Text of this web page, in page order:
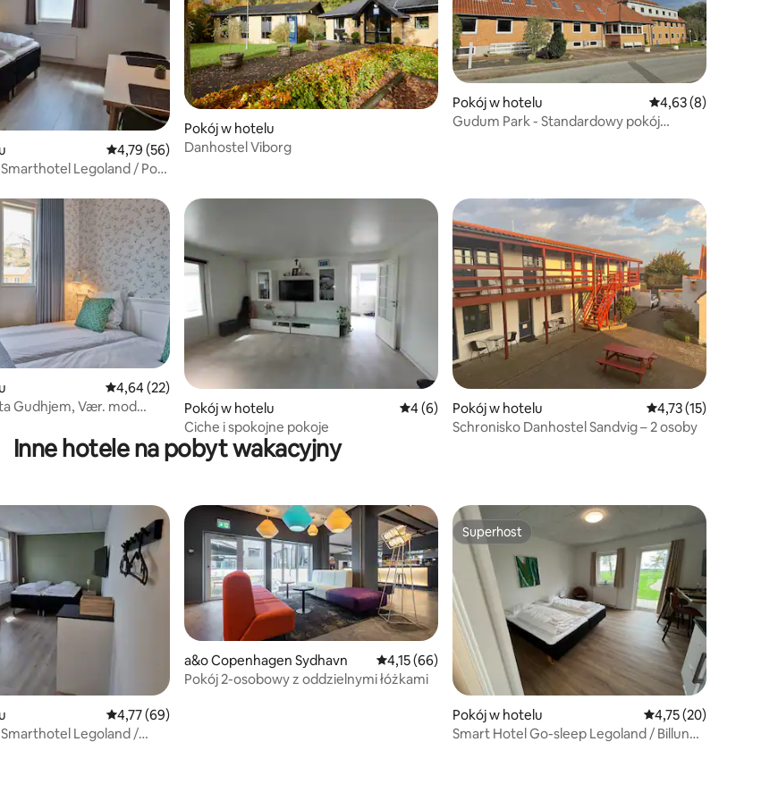
Średnia ocena: 4,79 na 5, liczba recenzji: 56
4,79 (56)
Legoland / Port
Pokój w hotelu
Danhostel Viborg
Pokój w hotelu Średnia ocena: 4,63
4,63 (8)
Gudum Park - Standardowy pokój
Średnia ocena: 4,64 na 5, liczba recenzji: 22
4,64 (22)
Gudhjem, Vær. mod
Pokój w hotelu Średnia ocena: 4 na 5, liczba recenzji: 6
4 (6)
Ciche i spokojne pokoje
Pokój w hotelu Średnia ocena: 4,73
4,73 (15)
Schronisko Danhostel Sandvig – 2 osoby
Inne hotele na pobyt wakacyjny
recenzji: 5
Średnia ocena: 4,77 na 5, liczba recenzji: 69
4,77 (69)
Legoland /
a&o Copenhagen Sydhavn Średnia ocena: 4,15 na 5, liczba recenzji: 66
4,15 (66)
Pokój 2-osobowy z oddzielnymi łóżkami
Superhost
Superhost
Pokój w hotelu Średnia ocena: 4,75
4,75 (20)
Smart Hotel Go-sleep Legoland / Billund